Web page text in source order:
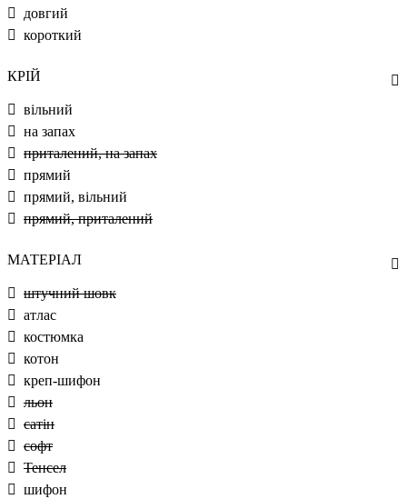
довгий
короткий
КРІЙ
вільний
на запах
приталений, на запах
прямий
прямий, вільний
прямий, приталений
МАТЕРІАЛ
штучний шовк
атлас
костюмка
котон
креп-шифон
льон
сатін
софт
Тенсел
шифон